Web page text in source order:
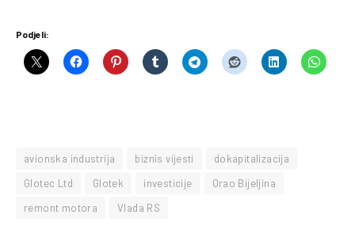
Podjeli:
avionska industrija biznis vijesti
dokapitalizacija
Glotec Ltd
Glotek investicije
Orao Bijeljina
remont motora
Vlada RS